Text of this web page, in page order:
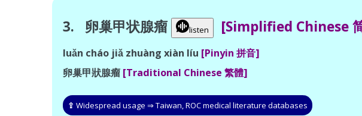
3. 卵巢甲状腺瘤 listen [Simplified Chinese
luǎn cháo jiǎ zhuàng xiàn líu [Pinyin 拼音]
卵巢甲狀腺瘤 [Traditional Chinese 繁體]
⇪ Widespread usage ⇒ Taiwan, ROC medical literature databases